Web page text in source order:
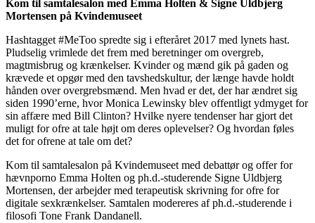
Kom til samtalesalon med Emma Holten & Signe Uldbjerg
Mortensen på Kvindemuseet
Hashtagget #MeToo spredte sig i efteråret 2017 med lynets hast.
Pludselig vrimlede det frem med beretninger om overgreb,
magtmisbrug og krænkelser. Kvinder og mænd gik på gaden og
krævede et opgør med den tavshedskultur, der længe havde holdt
hånden over overgrebsmænd. Men hvad er det, der har ændret sig
siden 1990’erne, hvor Monica Lewinsky blev offentligt ydmyget for
sin affære med Bill Clinton? Hvilke nyere tendenser har gjort det
muligt for ofre at tale højt om deres oplevelser? Og hvordan føles
det for ofrene at tale om det?
Kom til samtalesalon på Kvindemuseet med debattør og offer for
hævnporno Emma Holten og ph.d.-studerende Signe Uldbjerg
Mortensen, der arbejder med terapeutisk skrivning for ofre for
digitale sexkrænkelser. Samtalen modereres af ph.d.-studerende i
filosofi Tone Frank Dandanell.